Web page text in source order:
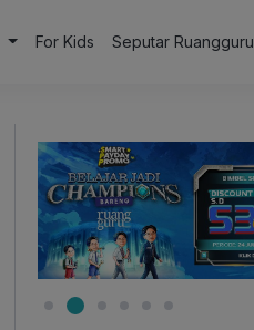
For Kids Seputar Ruangguru